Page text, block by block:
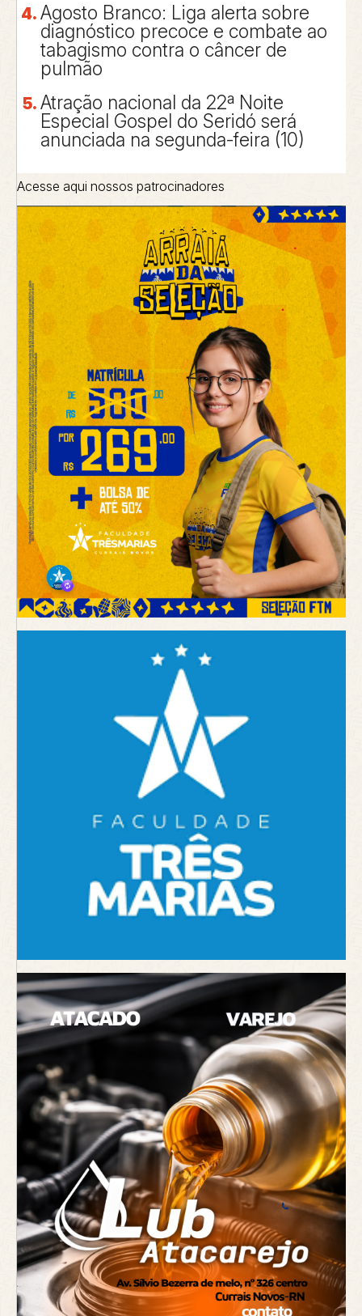
Agosto Branco: Liga alerta sobre
diagnóstico precoce e combate ao
tabagismo contra o câncer de
pulmão
Atração nacional da 22ª Noite
Especial Gospel do Seridó será
anunciada na segunda-feira (10)
Acesse aqui nossos patrocinadores